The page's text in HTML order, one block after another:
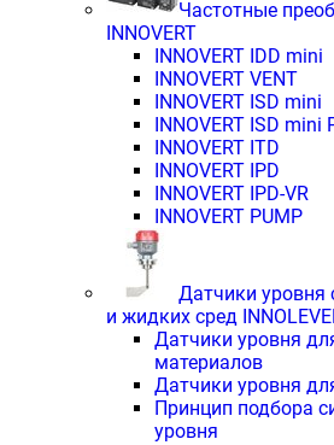
Частотные
INNOVERT
INNOVERT IDD mini
INNOVERT VENT
INNOVERT ISD mini
INNOVERT ISD mini
INNOVERT ITD
INNOVERT IРD
INNOVERT IРD-VR
INNOVERT PUMP
Датчики уровня
и жидких сред
Датчики уровня
материалов
Датчики уровня
Принцип подбора
уровня